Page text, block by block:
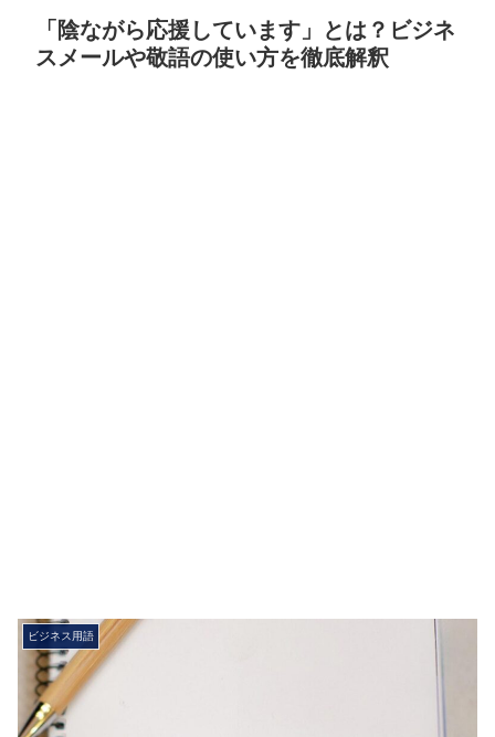
「陰ながら応援しています」とは？ビジネ
スメールや敬語の使い方を徹底解釈
ビジネス用語